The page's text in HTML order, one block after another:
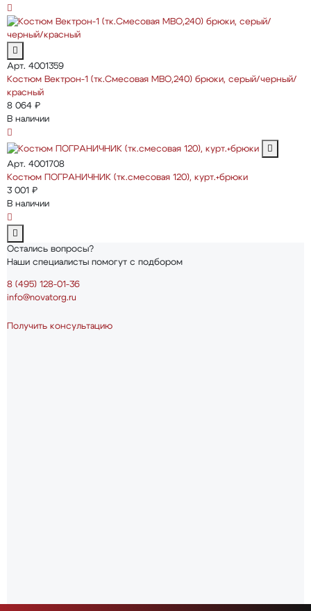
Арт. 4001359
Костюм Вектрон-1 (тк.Смесовая МВО,240) брюки, серый/черный/
красный
8 064 ₽
В наличии
Арт. 4001708
Костюм ПОГРАНИЧНИК (тк.смесовая 120), курт.+брюки
3 001 ₽
В наличии
Остались вопросы?
Наши специалисты помогут с подбором
8 (495) 128-01-36
info@novatorg.ru
Получить консультацию